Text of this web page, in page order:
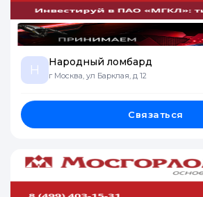
Н
Народный ломбард
г Москва, ул Барклая, д 12
Связаться